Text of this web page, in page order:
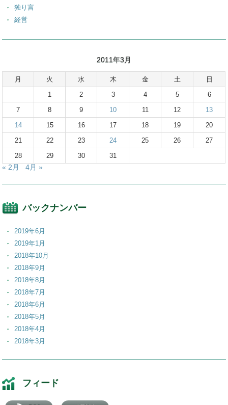
独り言
経営
2011年3月
月 火 水 木 金 土
日
1
2 3 4 5
6
7
8 9 10 11 12
13
14
15 16 17 18 19
20
21
22 23 24 25 26
27
28
29 30 31
« 2月 4月 »
バックナンバー
2019年6月
2019年1月
2018年10月
2018年9月
2018年8月
2018年7月
2018年6月
2018年5月
2018年4月
2018年3月
2017年12月
2017年11月
2017年10月
フィード